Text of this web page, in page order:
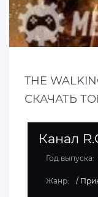
THE
СКАЧАТЬ
Канал
Год выпуска:
Жанр: /